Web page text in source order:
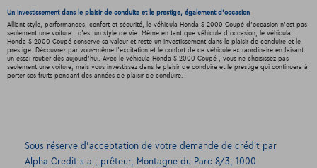
Un investissement dans le plaisir de conduite et le prestige, également d'occasion
Alliant style, performances, confort et sécurité, le véhicula Honda S 2000 Coupé d'occasion n'est pas
seulement une voiture : c'est un style de vie. Même en tant que véhicule d'occasion, le véhicula
Honda S 2000 Coupé conserve sa valeur et reste un investissement dans le plaisir de conduire et le
prestige. Découvrez par vous-même l'excitation et le confort de ce véhicule extraordinaire en faisant
un essai routier dès aujourd'hui. Avec le véhicula Honda S 2000 Coupé , vous ne choisissez pas
seulement une voiture, mais vous investissez dans le plaisir de conduire et le prestige qui continuera à
porter ses fruits pendant des années de plaisir de conduire.
Sous réserve d’acceptation de votre demande de crédit par
Alpha Credit s.a., prêteur, Montagne du Parc 8/3, 1000